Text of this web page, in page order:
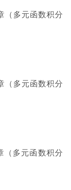
（多元函数积分
（多元函数积分
（多元函数积分